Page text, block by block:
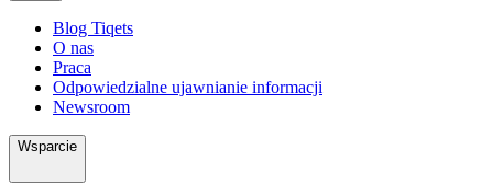
Blog Tiqets
O nas
Praca
Odpowiedzialne ujawnianie informacji
Newsroom
Wsparcie